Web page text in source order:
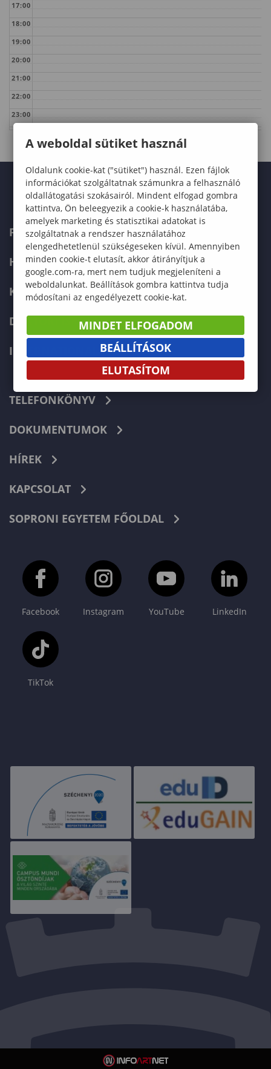
17:00
18:00
19:00
20:00
21:00
22:00
23:00
FELVÉTELIZŐKNEK
HALLGATÓKNAK
KÉPZÉSEK
DOKTORI ISKOLA
INTERNATIONAL
TELEFONKÖNYV
DOKUMENTUMOK
HÍREK
KAPCSOLAT
SOPRONI EGYETEM FŐOLDAL
Facebook Instagram YouTube LinkedIn
TikTok
A weboldal sütiket használ
Oldalunk cookie-kat ("sütiket") használ. Ezen fájlok
információkat szolgáltatnak számunkra a felhasználó
oldallátogatási szokásairól. Mindent elfogad gombra
kattintva, Ön beleegyezik a cookie-k használatába,
amelyek marketing és statisztikai adatokat is
szolgáltatnak a rendszer használatához
elengedhetetlenül szükségeseken kívül. Amennyiben
minden cookie-t elutasít, akkor átirányítjuk a
google.com-ra, mert nem tudjuk megjeleníteni a
weboldalunkat. Beállítások gombra kattintva tudja
módosítani az engedélyezett cookie-kat.
MINDET ELFOGADOM
BEÁLLÍTÁSOK
ELUTASÍTOM